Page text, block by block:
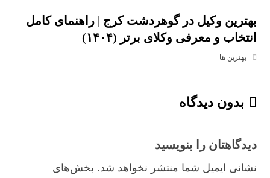
بهترین وکیل در گوهردشت کرج | راهنمای کامل
انتخاب و معرفی وکلای برتر (۱۴۰۴)
بهترین ها
بدون دیدگاه
دیدگاهتان را بنویسید
نشانی ایمیل شما منتشر نخواهد شد. بخش‌های